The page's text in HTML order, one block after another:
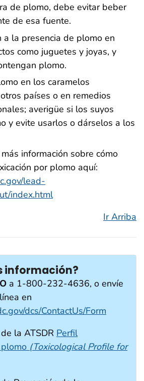
de plomo, debe evitar beber
de esa fuente.
a la presencia de plomo en
como juguetes y joyas, y
plomo.
en los caramelos
países o en remedios
averigüe si los suyos
y evite usarlos o dárselos a los
información sobre cómo
por plomo aquí:
lead-
index.html
Ir Arriba
información?
a 1-800-232-4636, o envíe
en
dcs/ContactUs/Form
la ATSDR Perfil
(Toxicological Profile for